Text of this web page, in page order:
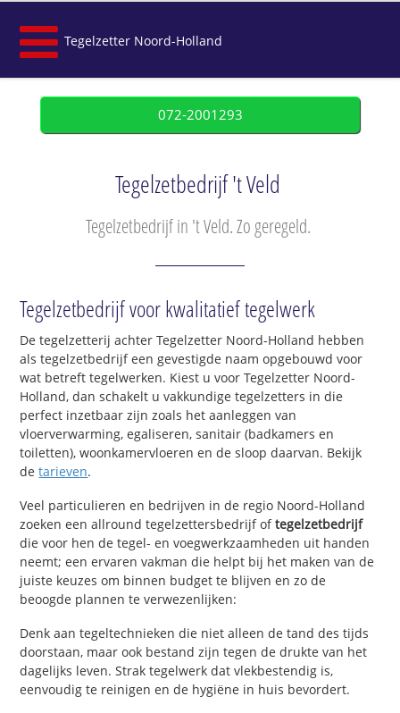
Tegelzetter Noord-Holland
072-2001293
Tegelzetbedrijf 't Veld
Tegelzetbedrijf in 't Veld. Zo geregeld.
Tegelzetbedrijf voor kwalitatief tegelwerk
De tegelzetterij achter Tegelzetter Noord-Holland hebben
als tegelzetbedrijf een gevestigde naam opgebouwd voor
wat betreft tegelwerken. Kiest u voor Tegelzetter Noord-
Holland, dan schakelt u vakkundige tegelzetters in die
perfect inzetbaar zijn zoals het aanleggen van
vloerverwarming, egaliseren, sanitair (badkamers en
toiletten), woonkamervloeren en de sloop daarvan. Bekijk
detarieven.
Veel particulieren en bedrijven in de regio Noord-Holland
zoeken een allround tegelzettersbedrijf oftegelzetbedrijf
die voor hen de tegel- en voegwerkzaamheden uit handen
neemt; een ervaren vakman die helpt bij het maken van de
juiste keuzes om binnen budget te blijven en zo de
beoogde plannen te verwezenlijken:
Denk aan tegeltechnieken die niet alleen de tand des tijds
doorstaan, maar ook bestand zijn tegen de drukte van het
dagelijks leven. Strak tegelwerk dat vlekbestendig is,
eenvoudig te reinigen en de hygiëne in huis bevordert.